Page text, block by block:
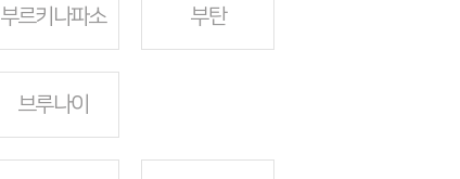
부르키나파소 부탄
브루나이